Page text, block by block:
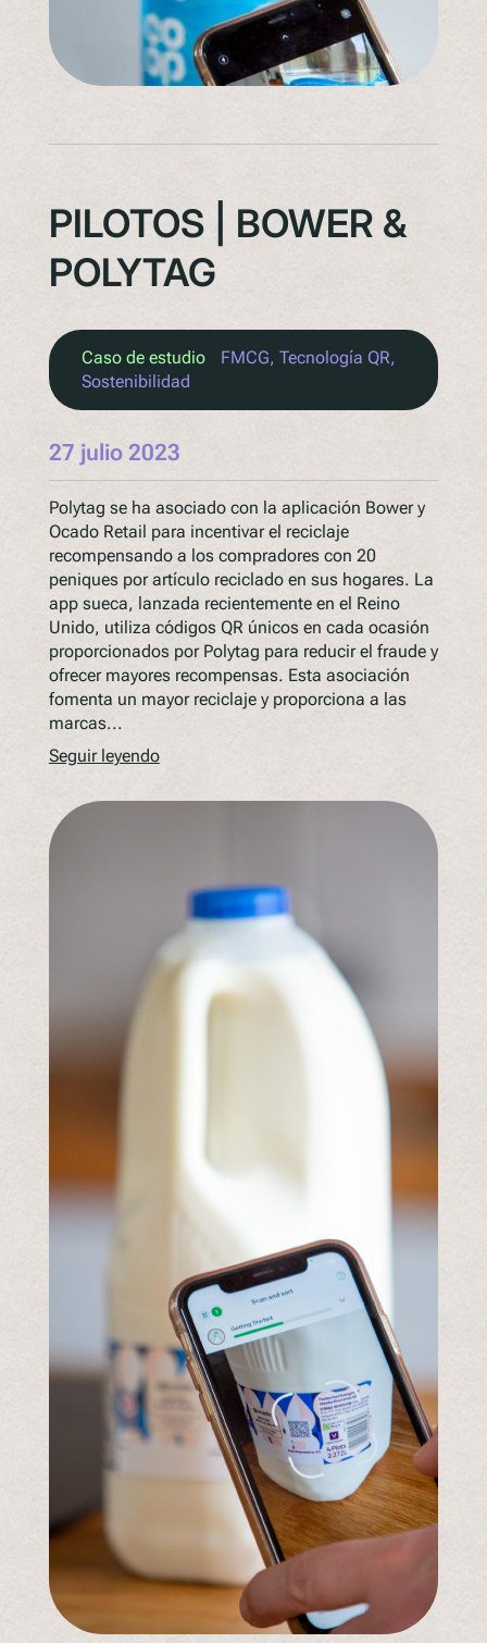
PILOTOS | BOWER &
POLYTAG
Caso de estudio FMCG, Tecnología QR
Sostenibilidad
27 julio 2023
Polytag se ha asociado con la aplicación Bower y
Ocado Retail para incentivar el reciclaje
recompensando a los compradores con 20
peniques por artículo reciclado en sus hogares. La
app sueca, lanzada recientemente en el Reino
Unido, utiliza códigos QR únicos en cada ocasión
proporcionados por Polytag para reducir el fraude y
ofrecer mayores recompensas. Esta asociación
fomenta un mayor reciclaje y proporciona a las
marcas...
Seguir leyendo